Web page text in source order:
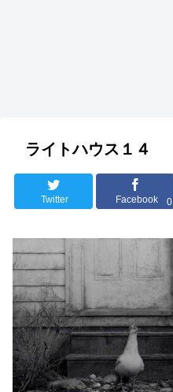
ライトハウス１４
Twitter Facebook 0